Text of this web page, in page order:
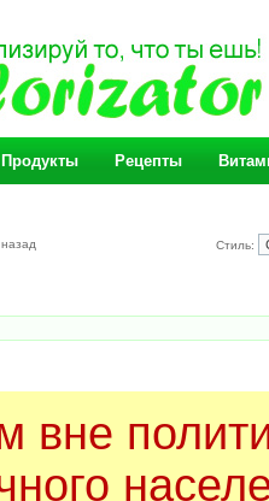
Продукты Рецепты
Стиль:
вне